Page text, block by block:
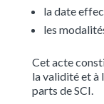
la date
les
Cet acte
la validité et à
parts de SCI.